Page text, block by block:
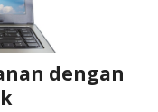
dengan